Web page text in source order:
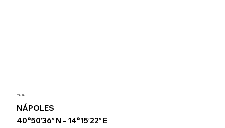
ITALIA
NÁPOLES
40°50′36″ N – 14°15′22″ E